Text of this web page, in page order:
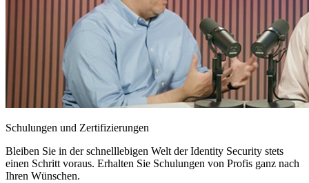
Schulungen und Zertifizierungen
Bleiben Sie in der schnelllebigen Welt der Identity Security stets
einen Schritt voraus. Erhalten Sie Schulungen von Profis ganz nach
Ihren Wünschen.